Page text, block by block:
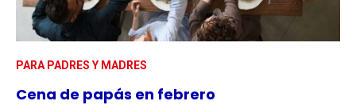
PARA PADRES Y MADRES
Cena de papás en febrero